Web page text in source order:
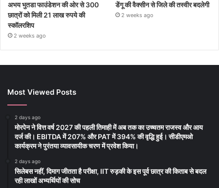
अभय भुतडा फाउंडेशन की ओर से 300
छात्रों को मिली 21 लाख रुपये की
स्कॉलरशिप
2 weeks ago
डेंगू की वैक्सीन से जिले की तस्वीर बदलेगी
2 weeks ago
Most Viewed Posts
2 days ago
मोरपेन ने वित्त वर्ष 2027 की पहली तिमाही में अब तक का उच्चतम राजस्व और आय
दर्ज की। EBITDA में 207% और PAT में 394% की वृद्धि हुई। सीडीएमओ
कार्यक्रम ने पुरंतया व्यावसायीक चरण में प्रवेश किया।
2 days ago
सिलेबस नहीं, दिमाग जीतता है परीक्षा, IIT रुड़की के इस पूर्व छात्र की किताब से बदल
रही लाखों अभ्यर्थियों की सोच